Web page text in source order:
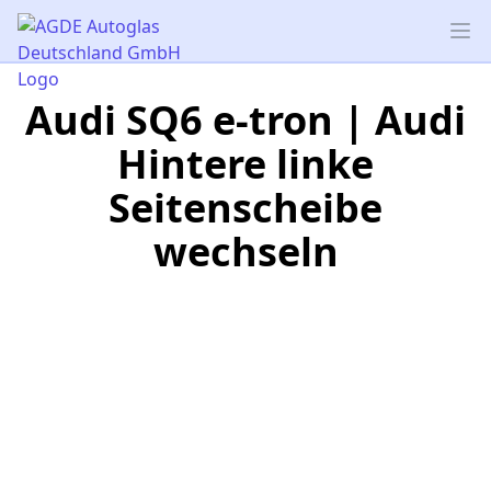
AGDE Autoglas Deutschland GmbH
Audi SQ6 e-tron | Audi
Hintere linke
Seitenscheibe
wechseln